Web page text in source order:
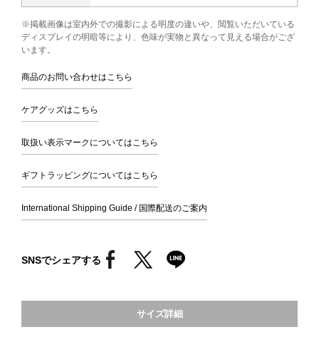
※掲載画像は室内外での撮影による明度の違いや、閲覧いただいている
ディスプレイの明暗等により、色味が実物と異なって見える場合がござ
います。
商品のお問い合わせはこちら
ケアグッズはこちら
取扱い表示マークについてはこちら
ギフトラッピングについてはこちら
International Shipping Guide / 国際配送のご案内
SNSでシェアする
サイズ詳細